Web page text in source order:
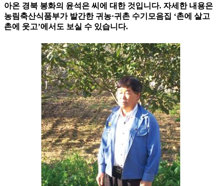
아온 경북 봉화의 윤석은 씨에 대한 것입니다. 자세한 내용은
농림축산식품부가 발간한 귀농·귀촌 수기모음집 ‘촌에 살고
촌에 웃고’에서도 보실 수 있습니다.